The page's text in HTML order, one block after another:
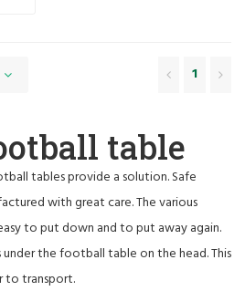
1
table
tables provide a solution. Safe
with great care. The various
to put down and to put away again.
the football table on the head. This
to transport.